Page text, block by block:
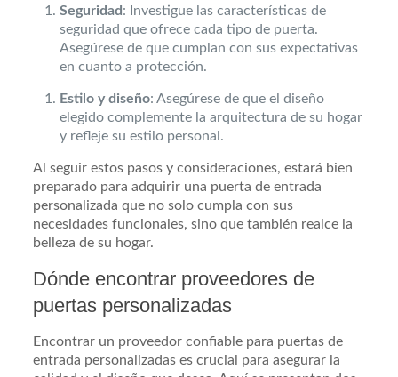
Seguridad: Investigue las características de
seguridad que ofrece cada tipo de puerta.
Asegúrese de que cumplan con sus expectativas
en cuanto a protección.
Estilo y diseño: Asegúrese de que el diseño
elegido complemente la arquitectura de su hogar
y refleje su estilo personal.
Al seguir estos pasos y consideraciones, estará bien
preparado para adquirir una puerta de entrada
personalizada que no solo cumpla con sus
necesidades funcionales, sino que también realce la
belleza de su hogar.
Dónde encontrar proveedores de
puertas personalizadas
Encontrar un proveedor confiable para puertas de
entrada personalizadas es crucial para asegurar la